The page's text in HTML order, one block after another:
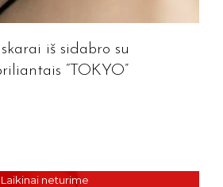
iš sidabro su
“TOKYO”
Laikinai neturime